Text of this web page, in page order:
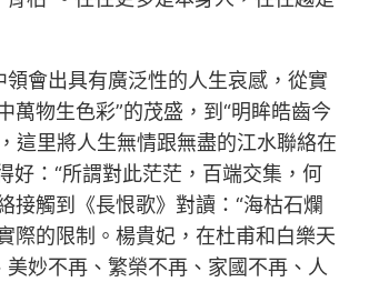
會出具有廣泛性的人生哀感，從實
物生色彩”的茂盛，到“明眸皓齒今
這里將人生無情跟無盡的江水聯絡在
好：“所謂對此茫茫，百端交集，何
接觸到《長恨歌》對讀：“海枯石爛
際的限制。楊貴妃，在杜甫和白樂天
妙不再、繁榮不再、家國不再、人